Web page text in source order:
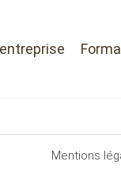
Mentions